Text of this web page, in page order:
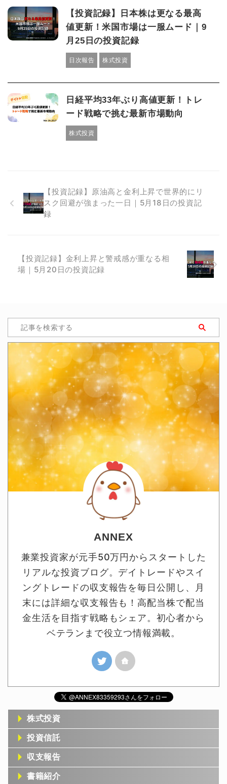
【投資記録】日本株は更なる最高
値更新！米国市場は一服ムード｜9
月25日の投資記録
日次報告 株式投資
日経平均33年ぶり高値更新！トレ
ード戦略で挑む最新市場動向
株式投資
【投資記録】原油高と金利上昇で世界的にリ
スク回避が強まった一日｜5月18日の投資記
録
【投資記録】金利上昇と警戒感が重なる相
場｜5月20日の投資記録
ANNEX
兼業投資家が元手50万円からスタートした
リアルな投資ブログ。デイトレードやスイ
ングトレードの収支報告を毎日公開し、月
末には詳細な収支報告も！高配当株で配当
金生活を目指す戦略もシェア。初心者から
ベテランまで役立つ情報満載。
株式投資
投資信託
収支報告
書籍紹介